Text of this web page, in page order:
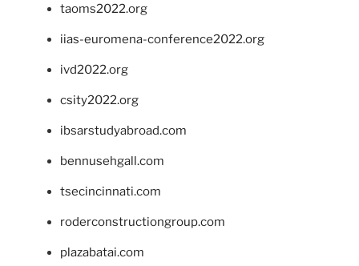
taoms2022.org
iias-euromena-conference2022.org
ivd2022.org
csity2022.org
ibsarstudyabroad.com
bennusehgall.com
tsecincinnati.com
roderconstructiongroup.com
plazabatai.com